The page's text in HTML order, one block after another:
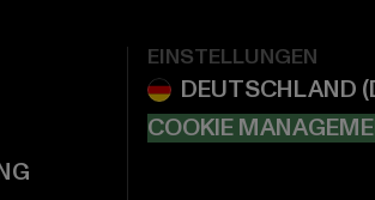
EINSTELLUNGEN
COOKIE